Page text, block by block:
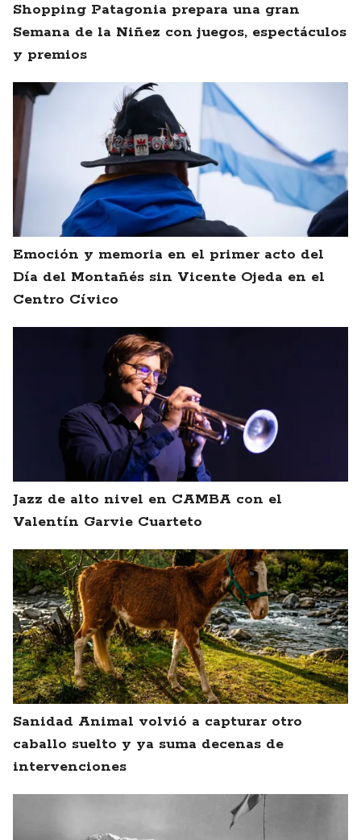
Shopping Patagonia prepara una gran
Semana de la Niñez con juegos, espectáculos
y premios
Emoción y memoria en el primer acto del
Día del Montañés sin Vicente Ojeda en el
Centro Cívico
Jazz de alto nivel en CAMBA con el
Valentín Garvie Cuarteto
Sanidad Animal volvió a capturar otro
caballo suelto y ya suma decenas de
intervenciones